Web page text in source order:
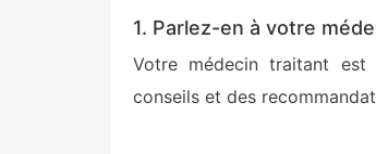
1. Parlez-en à votre
Votre médecin traitant
conseils et des